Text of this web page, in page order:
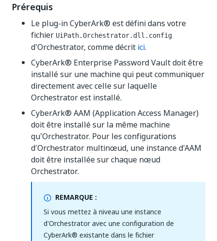
Prérequis
Le plug-in CyberArk® est défini dans votre
fichier UiPath.Orchestrator.dll.config
d'Orchestrator, comme décrit ici.
CyberArk® Enterprise Password Vault doit être
installé sur une machine qui peut communiquer
directement avec celle sur laquelle
Orchestrator est installé.
CyberArk® AAM (Application Access Manager)
doit être installé sur la même machine
qu'Orchestrator. Pour les configurations
d'Orchestrator multinœud, une instance d'AAM
doit être installée sur chaque nœud
Orchestrator.
REMARQUE :
Si vous mettez à niveau une instance
d'Orchestrator avec une configuration de
CyberArk® existante dans le fichier